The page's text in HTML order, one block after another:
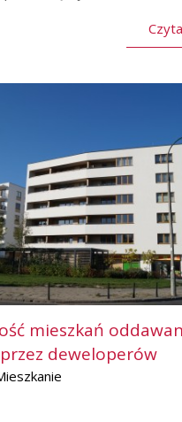
mieszkań
deweloperów